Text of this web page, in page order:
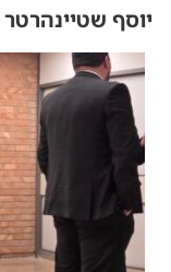
יוסף שטיינהרטר